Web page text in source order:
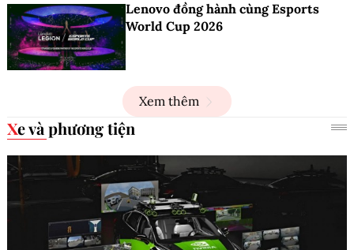
Lenovo đồng hành cùng Esports
World Cup 2026
Xem thêm
Xe và phương tiện